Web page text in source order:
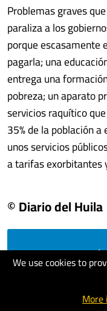
We use cookies to
Problemas graves
paraliza a los
porque escasamente
pagarla; una
entrega una
pobreza; un aparato
servicios raquítico
35% de la población
unos servicios
a tarifas exorbitantes
© Diario del Huila